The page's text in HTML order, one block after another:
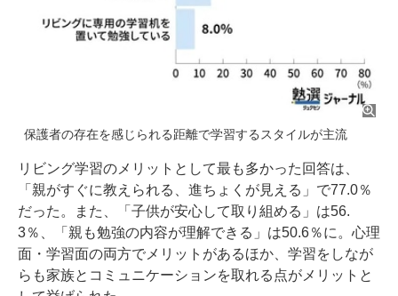
保護者の存在を感じられる距離で学習するスタイルが主流
リビング学習のメリットとして最も多かった回答は、
「親がすぐに教えられる、進ちょくが見える」で77.0％
だった。また、「子供が安心して取り組める」は56.
3％、「親も勉強の内容が理解できる」は50.6％に。心理
面・学習面の両方でメリットがあるほか、学習をしなが
らも家族とコミュニケーションを取れる点がメリットと